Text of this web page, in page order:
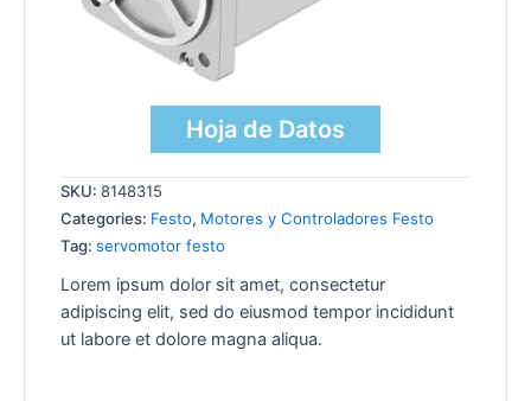
Hoja de Datos
SKU: 8148315
Categories: Festo, Motores y Controladores Festo
Tag: servomotor festo
Lorem ipsum dolor sit amet, consectetur
adipiscing elit, sed do eiusmod tempor incididunt
ut labore et dolore magna aliqua.